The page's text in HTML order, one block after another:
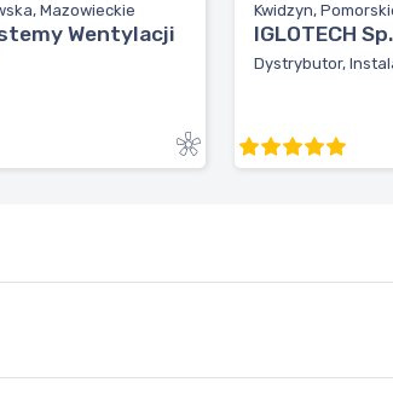
Mazowieckie
Wentylacji
Kwidzyn,
IGLOTECH
Dystrybutor,